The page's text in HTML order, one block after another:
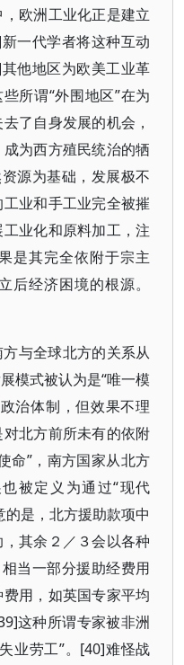
欧洲工业化正是建立
一代学者将这种互动
他地区为欧美工业革
所谓“外围地区”在为
了自身发展的机会，
为西方殖民统治的牺
源为基础，发展极不
业和手工业完全被摧
业化和原料加工，注
是其完全依附于宗主
后经济困境的根源。
与全球北方的关系从
模式被认为是“唯一模
治体制，但效果不理
北方前所未有的依附
命”，南方国家从北方
被定义为通过“现代
是，北方援助款项中
其余２／３会以各种
当一部分援助经费用
用，如英国专家平均
这种所谓专家被非洲
业劳工”。[40]难怪战